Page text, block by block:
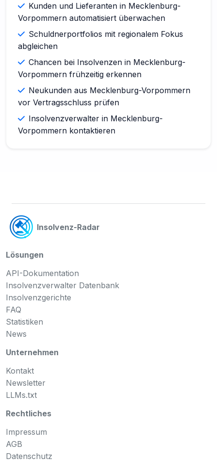
Kunden und Lieferanten in Mecklenburg-
Vorpommern automatisiert überwachen
Schuldnerportfolios mit regionalem Fokus
abgleichen
Chancen bei Insolvenzen in Mecklenburg-
Vorpommern frühzeitig erkennen
Neukunden aus Mecklenburg-Vorpommern
vor Vertragsschluss prüfen
Insolvenzverwalter in Mecklenburg-
Vorpommern kontaktieren
Insolvenz-Radar
Lösungen
API-Dokumentation
Insolvenzverwalter Datenbank
Insolvenzgerichte
FAQ
Statistiken
News
Unternehmen
Kontakt
Newsletter
LLMs.txt
Rechtliches
Impressum
AGB
Datenschutz